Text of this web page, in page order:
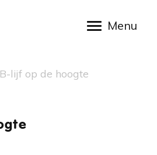
inhoud gaan
B-lijf op de hoogte